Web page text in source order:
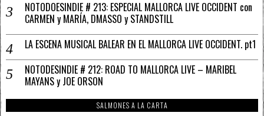
NOTODOESINDIE # 213: ESPECIAL MALLORCA LIVE OCCIDENT con
CARMEN y MARÍA, DMASSO y STANDSTILL
LA ESCENA MUSICAL BALEAR EN EL MALLORCA LIVE OCCIDENT. pt1
NOTODESINDIE # 212: ROAD TO MALLORCA LIVE – MARIBEL
MAYANS y JOE ORSON
SALMONES A LA CARTA